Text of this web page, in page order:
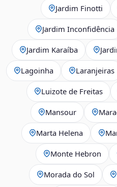
Jardim Finotti
Jardim Inconfidência
Jardim Karaíba
Lagoinha Laranjeiras
Luizote de Freitas
Mansour
Marta Helena
Monte Hebron
Morada do Sol